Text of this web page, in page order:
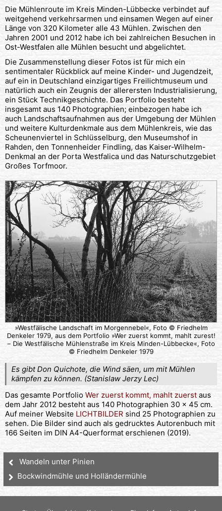
Die Mühlenroute im Kreis Minden-Lübbecke verbindet auf
weitgehend verkehrsarmen und einsamen Wegen auf einer
Länge von 320 Kilometer alle 43 Mühlen. Zwischen den
Jahren 2001 und 2012 habe ich bei zahlreichen Besuchen in
Ost-Westfalen alle Mühlen besucht und abgelichtet.
Die Zusammenstellung dieser Fotos ist für mich ein
sentimentaler Rückblick auf meine Kinder- und Jugendzeit,
auf ein in Deutschland einzigartiges Freilichtmuseum und
natürlich auch ein Zeugnis der allerersten Industrialisierung,
ein Stück Technikgeschichte. Das Portfolio besteht
insgesamt aus 140 Photographien; einbezogen habe ich
auch Landschaftsaufnahmen aus der Umgebung der Mühlen
und weitere Kulturdenkmale aus dem Mühlenkreis, wie das
Scheunenviertel in Schlüsselburg, den Museumshof in
Rahden, den Tonnenheider Findling, das Kaiser-Wilhelm-
Denkmal an der Porta Westfalica und das Naturschutzgebiet
Großes Torfmoor.
»Westfälische Landschaft im Morgennebel«, Foto © Friedhelm
Denkeler 1979, aus dem Portfolio »Wer zuerst kommt, mahlt zurest!
– Die Westfälische Mühlenstraße im Kreis Minden-Lübbecke«, Foto
© Friedhelm Denkeler 1979
Es gibt Don Quichote, die Wind säen, um mit Mühlen
kämpfen zu können. (Stanislaw Jerzy Lec)
Das gesamte Portfolio Wer zuerst kommt, mahlt zuerst aus
dem Jahr 2012 besteht aus 140 Photographien 30 x 45 cm.
Auf meiner Website LICHTBILDER sind 25 Photographien zu
sehen. Die Bilder sind auch als gedrucktes Autorenbuch mit
166 Seiten im DIN A4-Querformat erschienen (2019).
Wandeln unter Pinien
Bockwindmühle und Holländermühle